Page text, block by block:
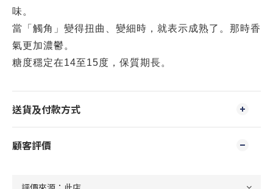
味。
當「觸角」變得扭曲、變細時，就表示成熟了。那時香
氣更加濃鬱。
糖度穩定在14至15度，保質期長。
送貨及付款方式
顧客評價